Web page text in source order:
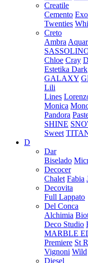
Creatile
Cemento
Twenties
Creto
Ambra
Chloe Cray
Estetika Dark
GALAXY
Lili
Lines
Monica
Pandora
SHINE
Sweet
D
Dar
Biselado
Decocer
Chalet Fabia
Decovita
Full Lappato
Del Conca
Alchimia
Deco Studio
MARBLE
Premiere St
Vignoni Wild
Diesel